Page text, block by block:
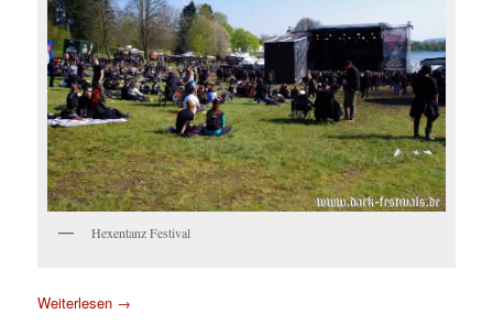
Hexentanz Festival
Weiterlesen →